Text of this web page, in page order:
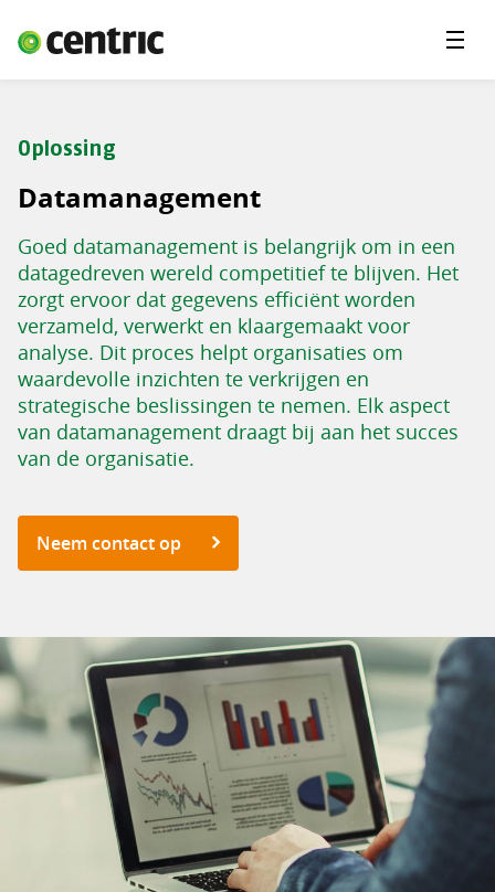
Oplossingen
Careers
Insights
Oplossing
Datamanagement
Goed datamanagement is belangrijk om in een
datagedreven wereld competitief te blijven. Het
zorgt ervoor dat gegevens efficiënt worden
verzameld, verwerkt en klaargemaakt voor
analyse. Dit proces helpt organisaties om
waardevolle inzichten te verkrijgen en
strategische beslissingen te nemen. Elk aspect
van datamanagement draagt bij aan het succes
van de organisatie.
Neem contact op